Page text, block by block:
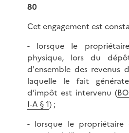
80
Cet engagement est
- lorsque le
physique, lors du
d'ensemble des revenus
laquelle le fait
d’impôt est intervenu (
I-A § 1) ;
- lorsque le propriétaire